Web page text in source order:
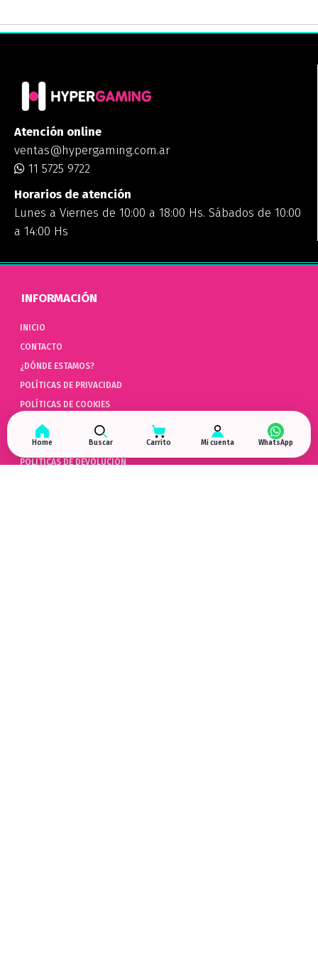
Atención online
ventas@hypergaming.com.ar
11 5725 9722
Horarios de atención
Lunes a Viernes de 10:00 a 18:00 Hs. Sábados de 10:00
a 14:00 Hs
INFORMACIÓN
INICIO
CONTACTO
¿DÓNDE ESTAMOS?
POLÍTICAS DE PRIVACIDAD
POLÍTICAS DE COOKIES
AYUDA
PREGUNTAS FRECUENTES (FAQ)
POLÍTICAS DE DEVOLUCIÓN
Home Buscar Carrito Mi cuenta